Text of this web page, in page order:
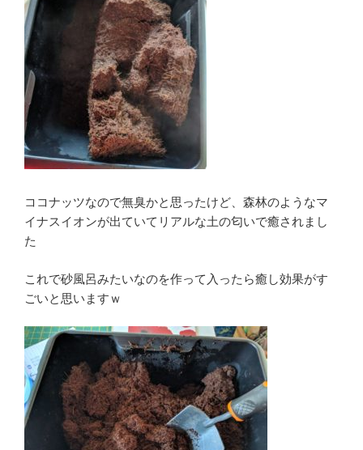
ココナッツなので無臭かと思ったけど、森林のようなマ
イナスイオンが出ていてリアルな土の匂いで癒されまし
た
これで砂風呂みたいなのを作って入ったら癒し効果がす
ごいと思いますｗ